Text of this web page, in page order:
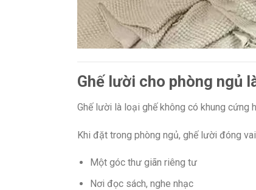
Ghế lười cho phòng ngủ
Ghế lười là loại ghế không có khung
Khi đặt trong phòng ngủ, ghế lười đóng
Một góc thư giãn riêng tư
Nơi đọc sách, nghe nhạc